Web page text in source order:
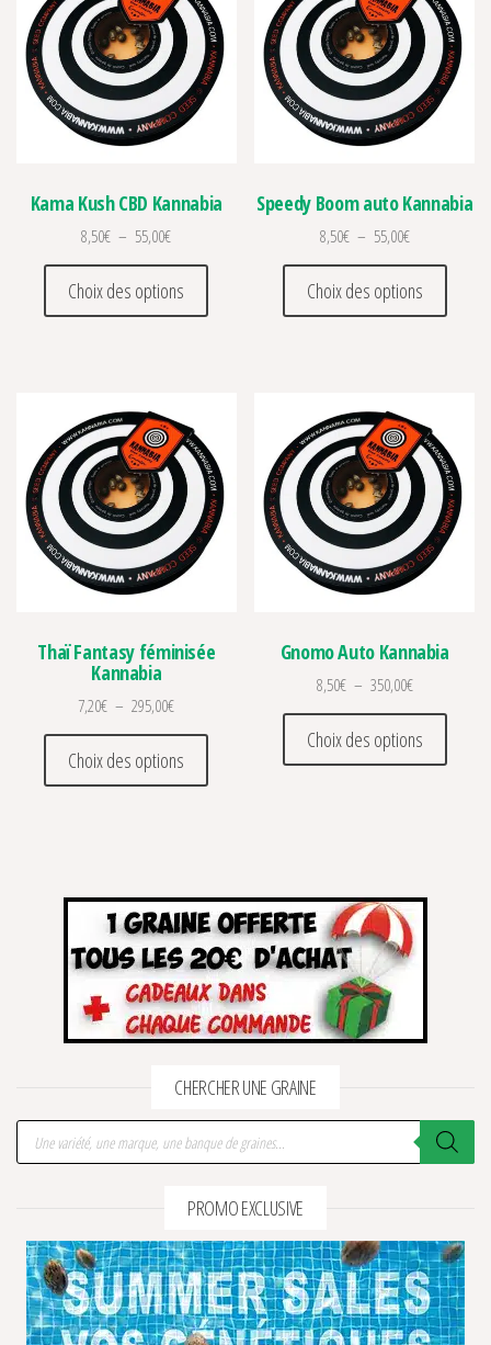
Kama Kush CBD Kannabia
8,50€ – 55,00€Plage de prix : 8,50€ à 55,00€
Choix des options
Ce produit a plusieurs variations. Les
Speedy Boom auto Kannabia
8,50€ – 55,00€Plage de prix
Choix des options
Ce
Thaï Fantasy féminisée
Kannabia
7,20€ – 295,00€Plage de prix : 7,20€ à 295,00€
Choix des options
Ce produit a plusieurs variations. Les
Gnomo Auto Kannabia
8,50€ – 350,00€Plage de prix
Choix des options
Ce
CHERCHER UNE GRAINE
Recherche de produits
PROMO EXCLUSIVE